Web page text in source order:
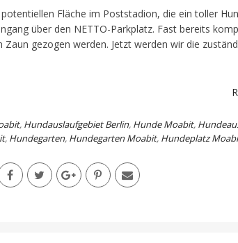
Fläche im Poststadion, die ein toller
über den NETTO-Parkplatz. Fast bereits
gezogen werden. Jetzt werden wir die
, Hundauslaufgebiet Berlin, Hunde Moabit,
, Hundegarten, Hundegarten Moabit, Hundeplatz